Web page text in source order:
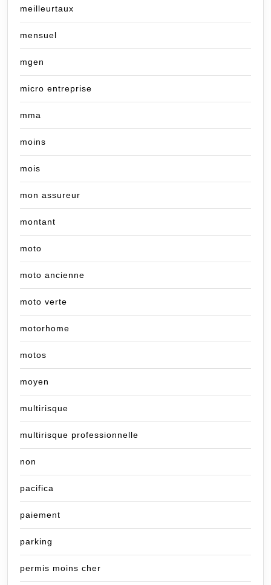
meilleurtaux
mensuel
mgen
micro entreprise
mma
moins
mois
mon assureur
montant
moto
moto ancienne
moto verte
motorhome
motos
moyen
multirisque
multirisque professionnelle
non
pacifica
paiement
parking
permis moins cher